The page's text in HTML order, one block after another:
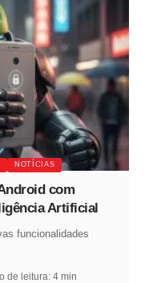
NOTÍCIAS
com
Artificial
funcionalidades
de leitura: 4 min